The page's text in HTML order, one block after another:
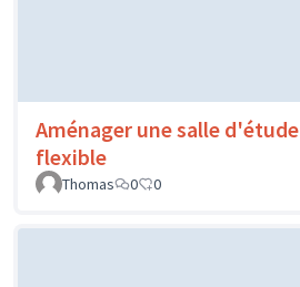
Aménager une salle d'étude
flexible
Thomas
0 0